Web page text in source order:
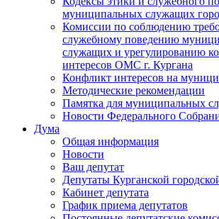
муниципальных служащих
Комиссии по соблюдению
служебному поведению
служащих и урегулированию
интересов ОМС г. Кургана
Конфликт интересов на
Методические рекомендации
Памятка для муниципальных
Новости Федерального
Дума
Общая информация
Новости
Ваш депутат
Депутаты Курганской
Кабинет депутата
График приема депутатов